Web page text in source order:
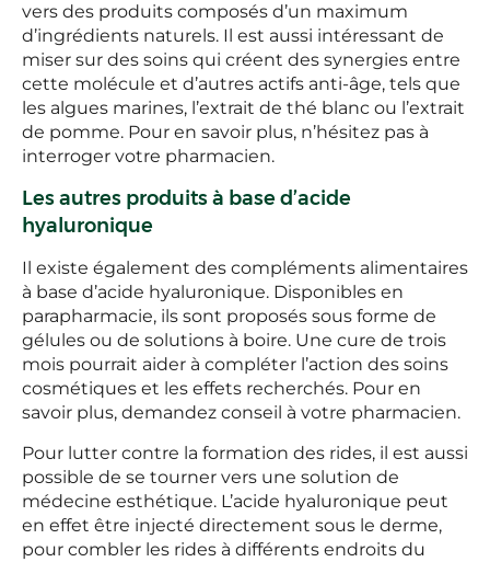
vers des produits composés d’un maximum
d’ingrédients naturels. Il est aussi intéressant de
miser sur des soins qui créent des synergies entre
cette molécule et d’autres actifs anti-âge, tels que
les algues marines, l’extrait de thé blanc ou l’extrait
de pomme. Pour en savoir plus, n’hésitez pas à
interroger votre pharmacien.
Les autres produits à base d’acide
hyaluronique
Il existe également des compléments alimentaires
à base d’acide hyaluronique. Disponibles en
parapharmacie, ils sont proposés sous forme de
gélules ou de solutions à boire. Une cure de trois
mois pourrait aider à compléter l’action des soins
cosmétiques et les effets recherchés. Pour en
savoir plus, demandez conseil à votre pharmacien.
Pour lutter contre la formation des rides, il est aussi
possible de se tourner vers une solution de
médecine esthétique. L’acide hyaluronique peut
en effet être injecté directement sous le derme,
pour combler les rides à différents endroits du